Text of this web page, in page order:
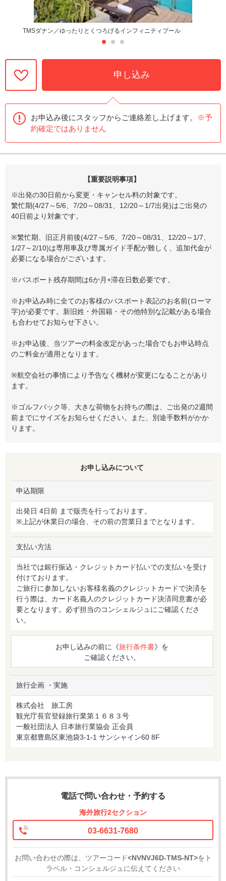
TMSダナン／ゆったりとくつろげるインフィニティプール
申し込み
お申込み後にスタッフからご連絡差し上げます。
※予
約確定ではありません
【重要説明事項】
※出発の30日前から変更・キャンセル料の対象です。
繁忙期(4/27～5/6、7/20～08/31、12/20～1/7出発)はご出発の
40日前より対象です。
※繁忙期、旧正月前後(4/27～5/6、7/20～08/31、12/20～1/7、
1/27～2/10)は専用車及び専属ガイド手配が難しく、追加代金が
必要になる場合がございます。
※パスポート残存期間は6か月+滞在日数必要です。
※お申込み時に全てのお客様のパスポート表記のお名前(ローマ
字)が必要です。新旧姓・外国籍・その他特別な記載がある場合
も合わせてお知らせ下さい。
※お申込後、当ツアーの料金改定があった場合でもお申込時点
のご料金が適用となります。
※航空会社の事情により予告なく機材が変更になることがあり
ます。
※ゴルフバック等、大きな荷物をお持ちの際は、ご出発の2週間
前までにサイズをお知らせください。また、別途手数料がかか
ります。
お申し込みについて
申込期限
出発日 4日前 まで販売を行っております。
※上記が休業日の場合、その前の営業日までとなります。
支払い方法
当社では銀行振込・クレジットカード払いでの支払いを受け
付けております。
ご旅行に参加しないお客様名義のクレジットカードで決済を
行う際は、カード名義人のクレジットカード決済同意書が必
要となります。必ず担当のコンシェルジュにご確認くださ
い。
お申し込みの前に《旅行条件書》を
ご確認ください。
旅行企画 ・実施
株式会社 旅工房
観光庁長官登録旅行業第１６８３号
一般社団法人 日本旅行業協会 正会員
東京都豊島区東池袋3-1-1 サンシャイン60 8F
電話で問い合わせ・予約する
海外旅行2セクション
03-6631-7680
お問い合わせの際は、ツアーコード<NVNVJ6D-TMS-NT>をト
ラベル・コンシェルジュに伝えてください